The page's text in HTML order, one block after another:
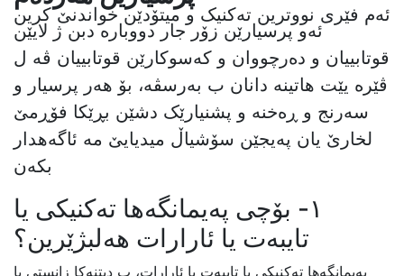
ئەم فێری نووترین تەکنیک و میتۆدێن خواندنێ کرین
ئەو پرسیارێن زۆر جار دووبارە دبن ژ لایێن
قوتابییان و دەرچووان و کەسوکارێن قوتابییان ڤە ل
ڤێرە یێت هاتینە دانان ب بەرسڤە، بۆ هەر پرسیار و
سەرنج و ڕەخنە و پشنیارێک دشێن بڕێکا فۆڕمێ
لخارێ یان پەیجێن سۆشیاڵ میدیایێ مە ئاگەهدار
بکەن
١- بۆچی پەیمانگەها تەکنیکی یا
تایبەت یا ئارارات هەلبژێرین؟
پەیمانگەها تەکنیکی یا تایبەت یا ئارارات، ب دیتنەکا زانستی یا